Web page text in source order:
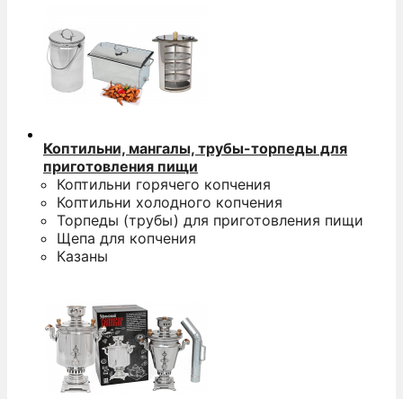
Коптильни, мангалы, трубы-торпеды для
приготовления пищи
Коптильни горячего копчения
Коптильни холодного копчения
Торпеды (трубы) для приготовления пищи
Щепа для копчения
Казаны